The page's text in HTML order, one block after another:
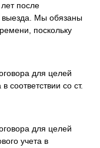
после
выезда. Мы обязаны
поскольку
для целей
соответствии со ст.
для целей
учета в